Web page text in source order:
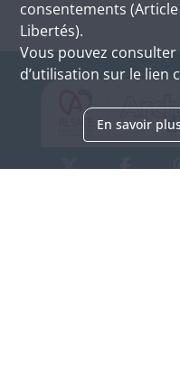
consentements
Libertés).
Vous pouvez
d’utilisation sur le lien
En savoir